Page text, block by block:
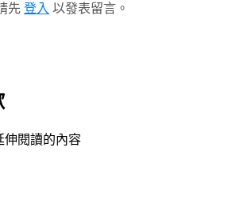
先 登入 以發表留言。
伸閱讀的內容